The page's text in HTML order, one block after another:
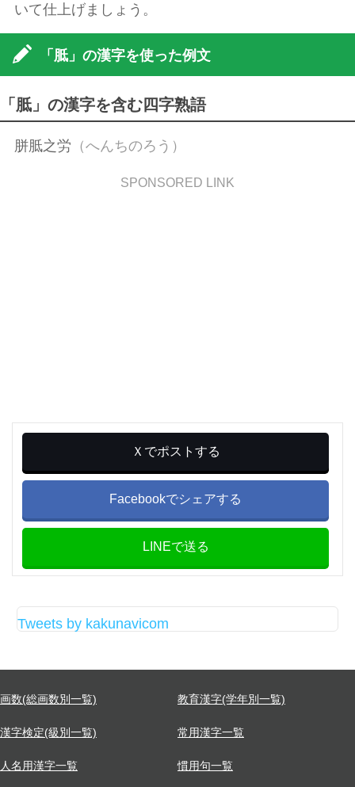
いて仕上げましょう。
「胝」の漢字を使った例文
「胝」の漢字を含む四字熟語
胼胝之労 （へんちのろう）
SPONSORED LINK
Ｘでポストする
Facebookでシェアする
LINEで送る
Tweets by kakunavicom
画数(総画数別一覧) 教育漢字(学年別一覧)
漢字検定(級別一覧) 常用漢字一覧
人名用漢字一覧 慣用句一覧